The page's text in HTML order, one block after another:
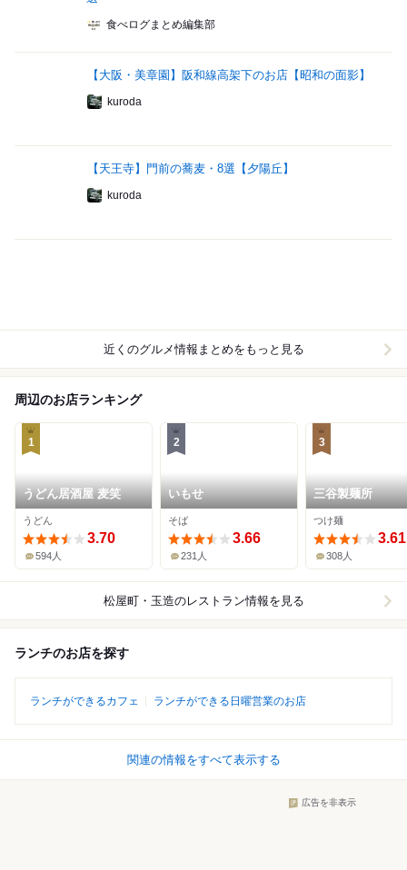
食べログまとめ編集部
【大阪・美章園】阪和線高架下のお店【昭和の面影】
kuroda
【天王寺】門前の蕎麦・8選【夕陽丘】
kuroda
近くのグルメ情報まとめをもっと見る
周辺のお店ランキング
1
うどん居酒屋 麦笑
うどん
3.70
594人
2
いもせ
そば
3.66
231人
3
三谷製麺所
つけ麺
3.61
308人
松屋町・玉造のレストラン情報を見る
ランチのお店を探す
ランチができるカフェ ランチができる日曜営業のお店
関連の情報をすべて表示する
広告を非表示